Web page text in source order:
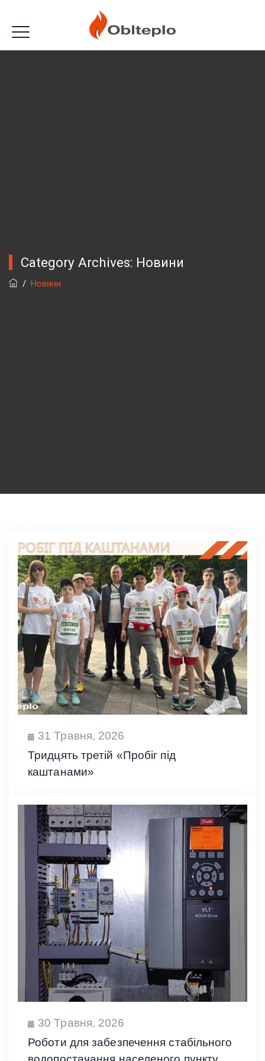
Category Archives: Новини
/Новини
31 Травня, 2026
Тридцять третій «Пробіг під
каштанами»
30 Травня, 2026
Роботи для забезпечення стабільного